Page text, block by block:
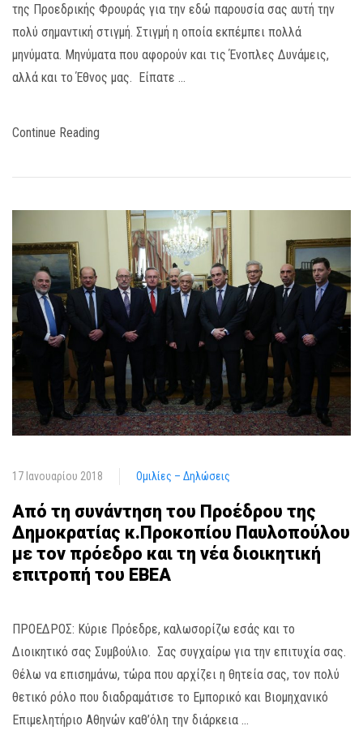
της Προεδρικής Φρουράς για την εδώ παρουσία σας αυτή την
πολύ σημαντική στιγμή. Στιγμή η οποία εκπέμπει πολλά
μηνύματα. Μηνύματα που αφορούν και τις Ένοπλες Δυνάμεις,
αλλά και το Έθνος μας. Είπατε …
Continue Reading
17 Ιανουαρίου 2018 Ομιλίες – Δηλώσεις
Από τη συνάντηση του Προέδρου της
Δημοκρατίας κ.Προκοπίου Παυλοπούλου
με τον πρόεδρο και τη νέα διοικητική
επιτροπή του ΕΒΕΑ
ΠΡΟΕΔΡΟΣ: Κύριε Πρόεδρε, καλωσορίζω εσάς και το
Διοικητικό σας Συμβούλιο. Σας συγχαίρω για την επιτυχία σας.
Θέλω να επισημάνω, τώρα που αρχίζει η θητεία σας, τον πολύ
θετικό ρόλο που διαδραμάτισε το Εμπορικό και Βιομηχανικό
Επιμελητήριο Αθηνών καθ’όλη την διάρκεια …